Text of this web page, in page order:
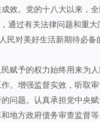
效。党的十八大以来，
通过有关法律问题和重
民对美好生活新期待必
赋予的权力始终用来为
。增强监督实效，听取
问题。认真承担党中央
地方政府债务审查监督